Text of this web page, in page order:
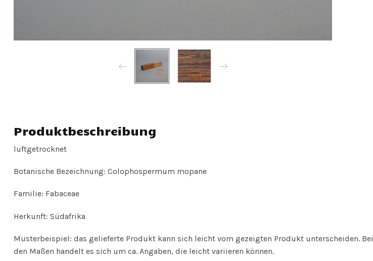
Produktbeschreibung
luftgetrocknet
Botanische Bezeichnung: Colophospermum mopane
Familie: Fabaceae
Herkunft: Südafrika
Musterbeispiel: das gelieferte Produkt kann sich leicht vom gezeigten Produkt unterscheiden. Bei
den Maßen handelt es sich um ca. Angaben, die leicht variieren können.